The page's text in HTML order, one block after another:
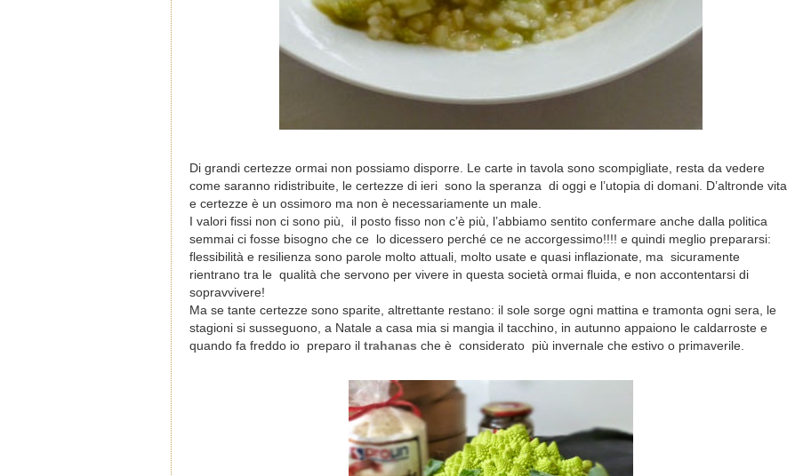
Di grandi certezze ormai non possiamo disporre. Le carte in tavola sono scompigliate, resta da vedere
come saranno ridistribuite, le certezze di ieri sono la speranza di oggi e l’utopia di domani. D’altronde vita
e certezze è un ossimoro ma non è necessariamente un male.
I valori fissi non ci sono più, il posto fisso non c’è più, l’abbiamo sentito confermare anche dalla politica
semmai ci fosse bisogno che ce lo dicessero perché ce ne accorgessimo!!!! e quindi meglio prepararsi:
flessibilità e resilienza sono parole molto attuali, molto usate e quasi inflazionate, ma sicuramente
rientrano tra le qualità che servono per vivere in questa società ormai fluida, e non accontentarsi di
sopravvivere!
Ma se tante certezze sono sparite, altrettante restano: il sole sorge ogni mattina e tramonta ogni sera, le
stagioni si susseguono, a Natale a casa mia si mangia il tacchino, in autunno appaiono le caldarroste e
quando fa freddo io preparo il trahanas che è considerato più invernale che estivo o primaverile.